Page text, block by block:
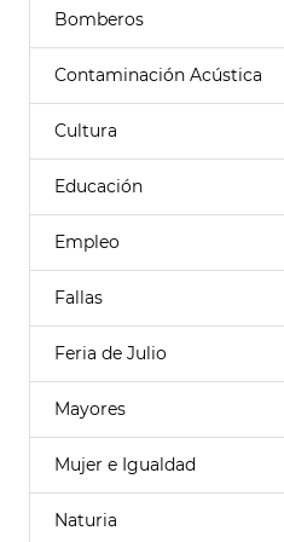
Bomberos
Contaminación Acústica
Cultura
Educación
Empleo
Fallas
Feria de Julio
Mayores
Mujer e Igualdad
Naturia